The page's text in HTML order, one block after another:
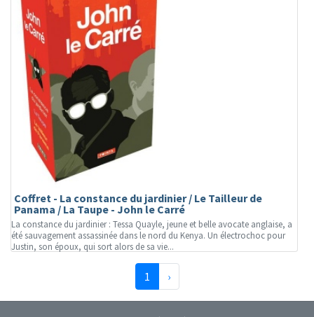
Coffret - La constance du jardinier / Le Tailleur de
Panama / La Taupe - John le Carré
La constance du jardinier : Tessa Quayle, jeune et belle avocate anglaise, a
été sauvagement assassinée dans le nord du Kenya. Un électrochoc pour
Justin, son époux, qui sort alors de sa vie...
1(page courante)
›Suivante